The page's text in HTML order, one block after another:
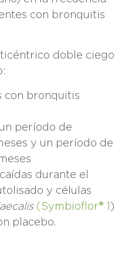
con bronquitis
doble ciego
con bronquitis
período de
y un período de
durante el
y células
(Symbioflor® 1 )
placebo.